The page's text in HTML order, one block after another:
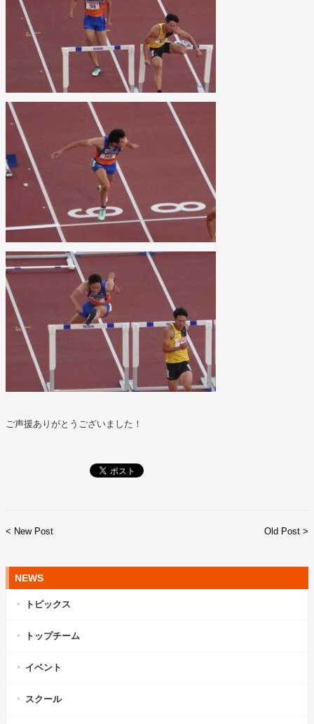
ご声援ありがとうございました！
< New Post Old Post >
NEWS
トピックス
トップチーム
イベント
スクール